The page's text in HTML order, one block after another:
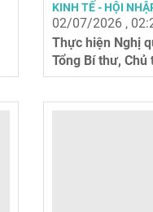
KINH TẾ - HỘI
02/07/2026 ,
Thực hiện Nghị
Tổng Bí thư, Chủ
nhấn mạnh...